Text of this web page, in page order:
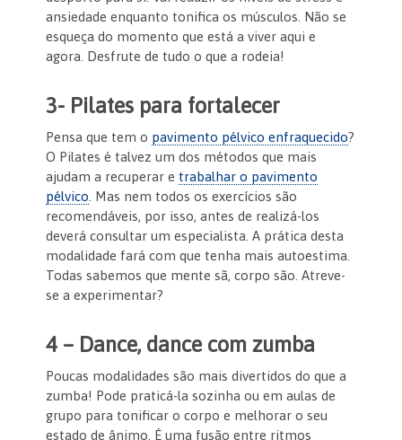
ansiedade enquanto tonifica os músculos. Não se
esqueça do momento que está a viver aqui e
agora. Desfrute de tudo o que a rodeia!
3- Pilates para fortalecer
Pensa que tem o pavimento pélvico enfraquecido?
O Pilates é talvez um dos métodos que mais
ajudam a recuperar e trabalhar o pavimento
pélvico . Mas nem todos os exercícios são
recomendáveis, por isso, antes de realizá-los
deverá consultar um especialista. A prática desta
modalidade fará com que tenha mais autoestima.
Todas sabemos que mente sã, corpo são. Atreve-
se a experimentar?
4 – Dance, dance com zumba
Poucas modalidades são mais divertidos do que a
zumba! Pode praticá-la sozinha ou em aulas de
grupo para tonificar o corpo e melhorar o seu
estado de ânimo. É uma fusão entre ritmos